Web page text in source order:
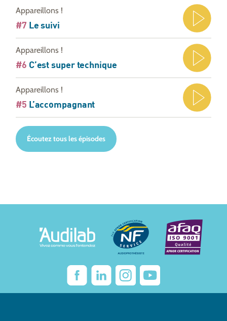
Appareillons !
#7 Le suivi
Appareillons !
#6 C’est super technique
Appareillons !
#5 L’accompagnant
Écoutez tous les épisodes